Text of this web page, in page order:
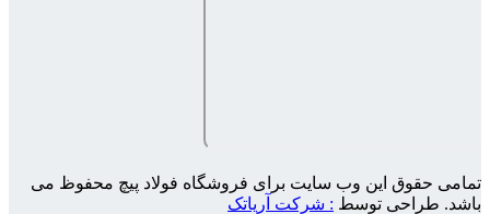
تمامی حقوق این وب سایت برای فروشگاه فولاد پیچ محفوظ می
باشد. طراحی توسط : شرکت آریاتک